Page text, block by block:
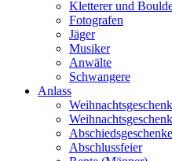
Kletterer und
Fotografen
Jäger
Musiker
Anwälte
Schwangere
Anlass
Abschlussfeier